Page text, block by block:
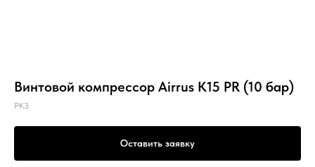
Винтовой компрессор Airrus K15 PR (10 бар)
РКЗ
Оставить заявку